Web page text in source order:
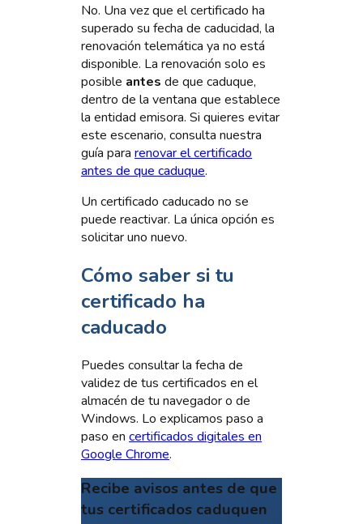
No. Una vez que el certificado ha
superado su fecha de caducidad, la
renovación telemática ya no está
disponible. La renovación solo es
posible antes de que caduque,
dentro de la ventana que establece
la entidad emisora. Si quieres evitar
este escenario, consulta nuestra
guía para renovar el certificado
antes de que caduque.
Un certificado caducado no se
puede reactivar. La única opción es
solicitar uno nuevo.
Cómo saber si tu
certificado ha
caducado
Puedes consultar la fecha de
validez de tus certificados en el
almacén de tu navegador o de
Windows. Lo explicamos paso a
paso en certificados digitales en
Google Chrome.
Recibe avisos antes de que
tus certificados caduquen